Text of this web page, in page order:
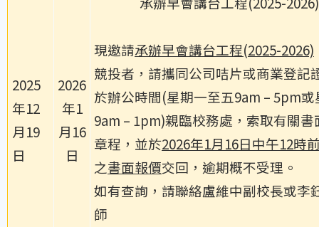
2025
年12
月19
日
2026
年1
月16
日
現邀請承辦早會講台工程(2025-2026)
競投者，請攜同公司咭片或商業登記
於辦公時間(星期一至五9am – 5pm
9am – 1pm)親臨校務處，索取有關書
章程，並於2026年1月16日中午12時
之書面報價交回，逾期概不受理。
如有查詢，請聯絡盧維中副校長或李
師